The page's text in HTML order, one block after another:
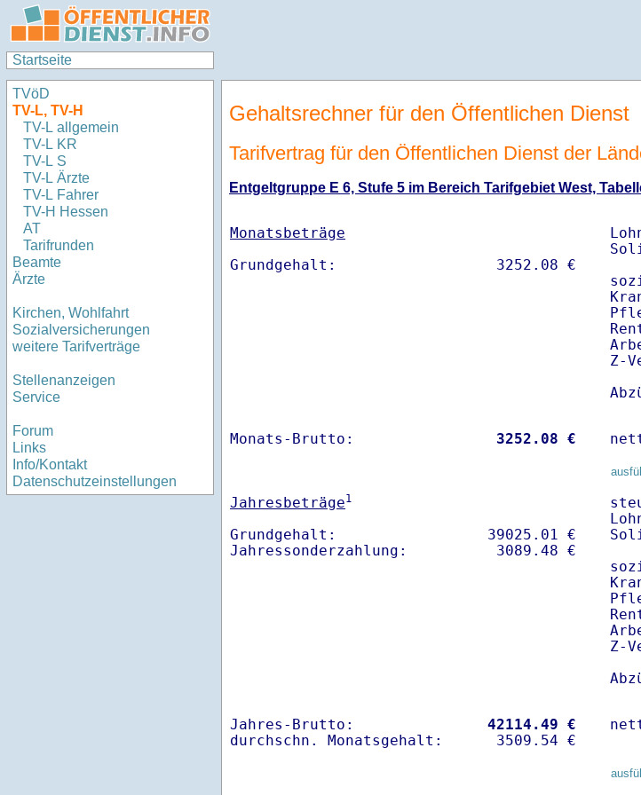
Startseite
TVöD
TV-L, TV-H
TV-L allgemein
TV-L KR
TV-L S
TV-L Ärzte
TV-L Fahrer
TV-H Hessen
AT
Tarifrunden
Beamte
Ärzte
Kirchen, Wohlfahrt
Sozialversicherungen
weitere Tarifverträge
Stellenanzeigen
Service
Forum
Links
Info/Kontakt
Datenschutzeinstellungen
Gehaltsrechner für den Öffentlichen Dienst
Tarifvertrag für den Öffentlichen Dienst der
Entgeltgruppe E 6, Stufe 5 im Bereich Tarifgebiet West,
Monatsbeträge
Z-
Monats-Brutto: 3252.08 €
Jahresbeträge1
Grundgehalt:                 39025.01 €
Z-
Jahres-Brutto: 42114.49 €